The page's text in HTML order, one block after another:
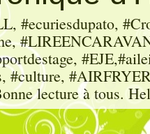
#ecuriesdupato,
#culture,
lecture à tous.